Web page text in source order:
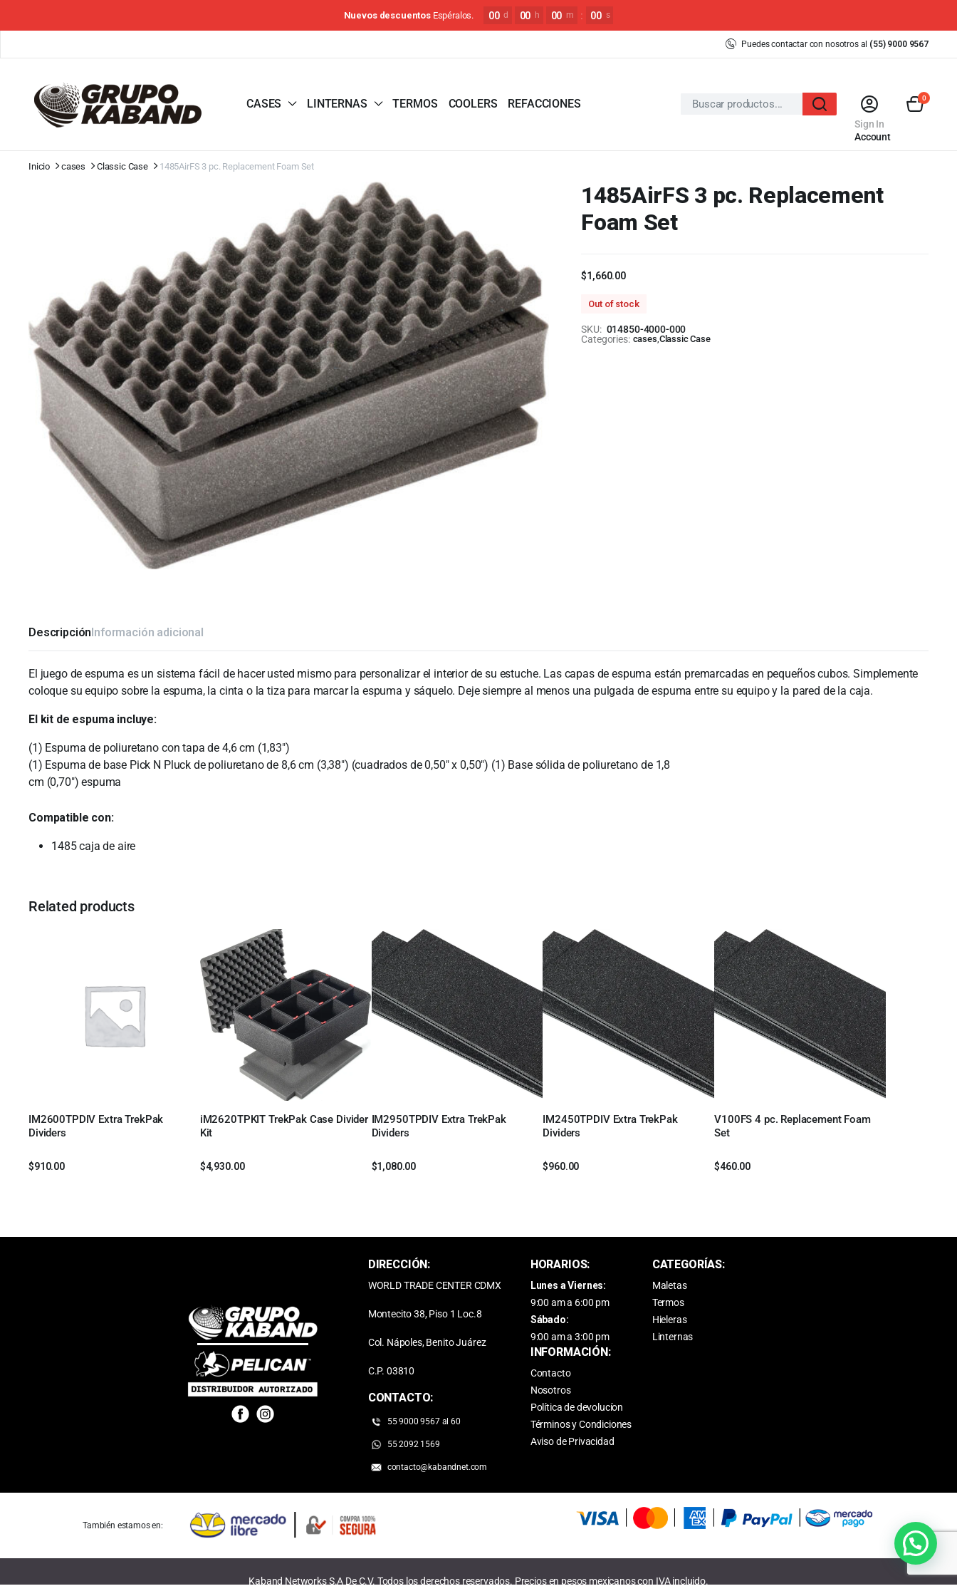
Nuevos descuentos Espéralos. 00 d 00 h 00 m : 00 s
Puedes contactar con nosotros al (55) 9000 9567
CASES LINTERNAS TERMOS COOLERS REFACCIONES
Sign In
Account
0
Inicio cases Classic Case 1485AirFS 3 pc. Replacement Foam Set
1485AirFS 3 pc. Replacement
Foam Set
$1,660.00
Out of stock
SKU: 014850-4000-000
Categories: cases,Classic Case
Descripción Información adicional
El juego de espuma es un sistema fácil de hacer usted mismo para personalizar el interior de su estuche. Las capas de espuma están premarcadas en pequeños cubos. Simplemente
coloque su equipo sobre la espuma, la cinta o la tiza para marcar la espuma y sáquelo. Deje siempre al menos una pulgada de espuma entre su equipo y la pared de la caja.
El kit de espuma incluye:
(1) Espuma de poliuretano con tapa de 4,6 cm (1,83″)
(1) Espuma de base Pick N Pluck de poliuretano de 8,6 cm (3,38″) (cuadrados de 0,50″ x 0,50″) (1) Base sólida de poliuretano de 1,8
cm (0,70″) espuma
Compatible con:
1485 caja de aire
Related products
IM2600TPDIV Extra TrekPak
Dividers
Leer más
$910.00
iM2620TPKIT TrekPak Case Divider
Kit
$4,930.00
IM2950TPDIV Extra TrekPak
Dividers
Leer más
$1,080.00
IM2450TPDIV Extra TrekPak
Dividers
Leer más
$960.00
V100FS 4 pc. Replacement Foam
SetLeer más
$460.00
DIRECCIÓN:
WORLD TRADE CENTER CDMX
Montecito 38, Piso 1 Loc.8
Col. Nápoles, Benito Juárez
C.P. 03810
CONTACTO:
55 9000 9567 al 60
55 2092 1569
contacto@kabandnet.com
HORARIOS:
Lunes a Viernes:
9:00 am a 6:00 pm
Sábado:
9:00 am a 3:00 pm
INFORMACIÓN:
Contacto
Nosotros
Política de devolucíon
Términos y Condiciones
Aviso de Privacidad
CATEGORÍAS:
Maletas
Termos
Hieleras
Linternas
También estamos en:
Kaband Networks S.A De C.V. Todos los derechos reservados. Precios en pesos mexicanos con IVA incluido.